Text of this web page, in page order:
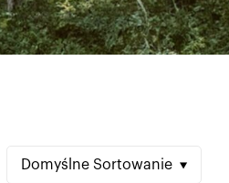
Domyślne Sortowanie